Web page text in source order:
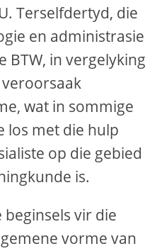
Terselfdertyd, die
en administrasie
BTW, in vergelyking
veroorsaak
wat in sommige
los met die hulp
op die gebied
is.
vir die
vorme van